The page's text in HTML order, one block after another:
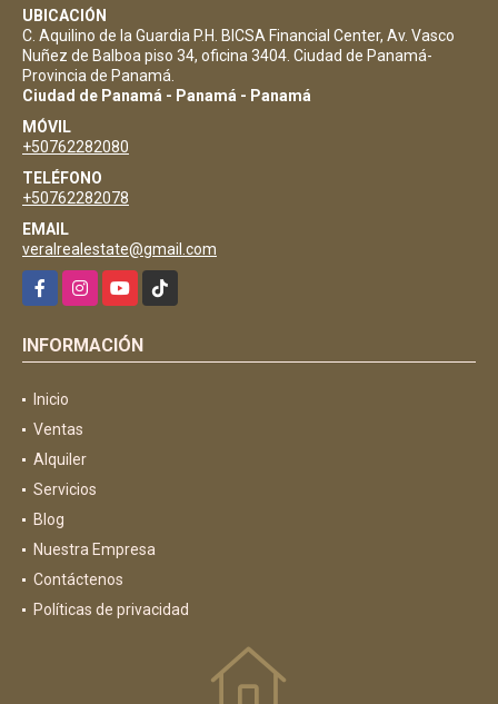
UBICACIÓN
C. Aquilino de la Guardia P.H. BICSA Financial Center, Av. Vasco
Nuñez de Balboa piso 34, oficina 3404. Ciudad de Panamá-
Provincia de Panamá.
Ciudad de Panamá - Panamá - Panamá
MÓVIL
+50762282080
TELÉFONO
+50762282078
EMAIL
veralrealestate@gmail.com
FacebookInstagramYouTubeTikTok
INFORMACIÓN
Inicio
Ventas
Alquiler
Servicios
Blog
Nuestra Empresa
Contáctenos
Políticas de privacidad